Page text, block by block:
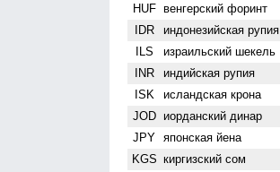
HUF венгерский форинт
IDR индонезийская рупия
ILS израильский шекель
INR индийская рупия
ISK исландская крона
JOD иорданский динар
JPY японская йена
KGS киргизский сом